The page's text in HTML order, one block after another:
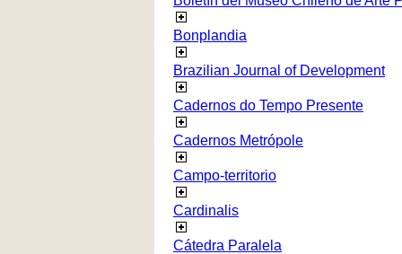
Bonplandia
Brazilian Journal of Development
Cadernos do Tempo Presente
Cadernos Metrópole
Campo-territorio
Cardinalis
Cátedra Paralela